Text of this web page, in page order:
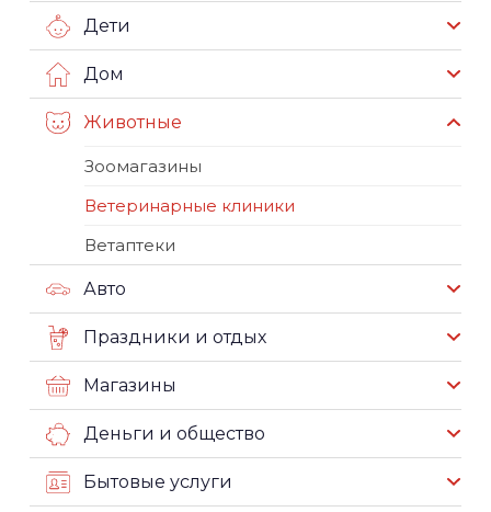
Дети
Дом
Животные
Зоомагазины
Ветеринарные клиники
Ветаптеки
Авто
Праздники и отдых
Магазины
Деньги и общество
Бытовые услуги